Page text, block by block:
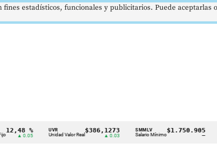
% UVR
Unidad Valor Real
$386,1273
▲ 0.03
SMMLV
Salario Mínimo
$1.750.905 BRENT
Petróleo
estadísticos, funcionales y publicitarios. Puede aceptarlas